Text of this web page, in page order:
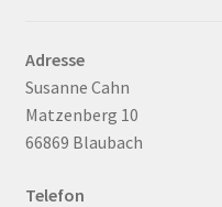
Adresse
Susanne Cahn
Matzenberg 10
66869 Blaubach
Telefon